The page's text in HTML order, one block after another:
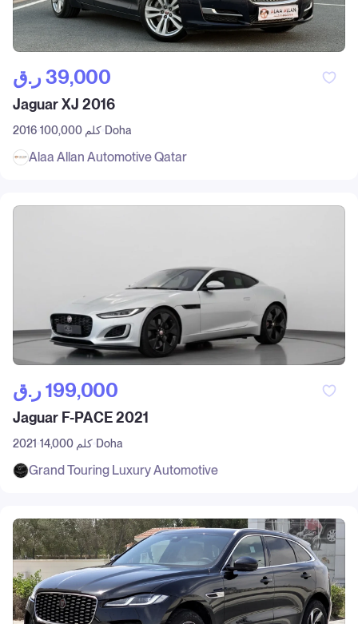
ر.ق‎ 39,000
Jaguar XJ 2016
2016 100,000 كلم Doha
Alaa Allan Automotive Qatar
ر.ق‎ 199,000
Jaguar F-PACE 2021
2021 14,000 كلم Doha
Grand Touring Luxury Automotive